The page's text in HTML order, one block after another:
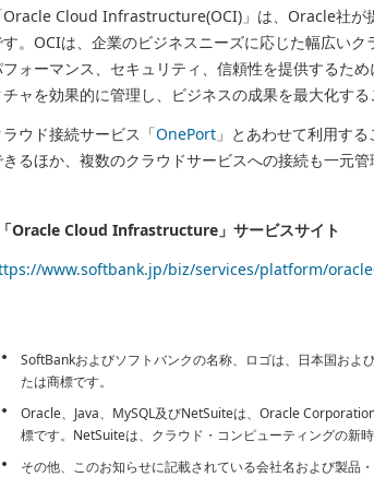
Oracle Cloud Infrastructure(OCI)」は、Oracle社が
す。OCIは、企業のビジネスニーズに応じた幅広い
ォーマンス、セキュリティ、信頼性を提供するた
チャを効果的に管理し、ビジネスの成果を最大化する
ラウド接続サービス「OnePort 」とあわせて利用す
きるほか、複数のクラウドサービスへの接続も一元管
Oracle Cloud Infrastructure」サービスサイト
www.softbank.jp/biz/services/platform/
SoftBankおよびソフトバンクの名称、ロゴは、日本国およ
たは商標です。
Oracle、Java、MySQL及びNetSuiteは、Oracle
標です。NetSuiteは、クラウド・コンピューティングの新
その他、このお知らせに記載されている会社名および製品